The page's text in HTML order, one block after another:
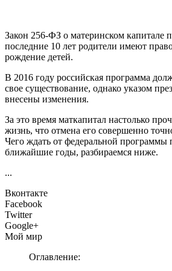
Закон 256-ФЗ о материнском капитале
последние 10 лет родители имеют
рождение детей.
В 2016 году российская программа
свое существование, однако указом
внесены изменения.
За это время маткапитал настолько
жизнь, что отмена его совершенно
Чего ждать от федеральной программы
ближайшие годы, разбираемся ниже.
...
Вконтакте
Facebook
Twitter
Google+
Мой мир
Оглавление: